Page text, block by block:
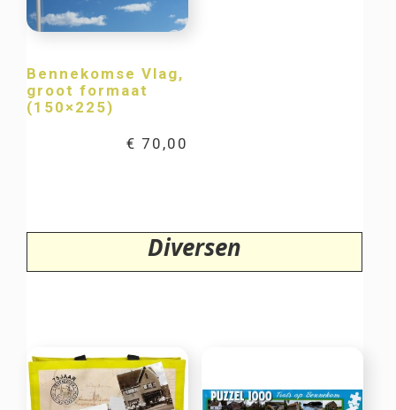
Bennekomse Vlag,
groot formaat
(150×225)
€ 70,00
Diversen